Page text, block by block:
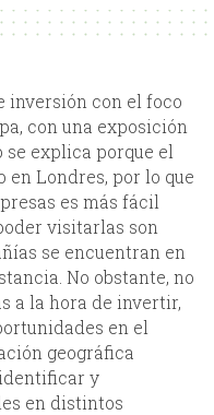
inversión con el foco
con una exposición
se explica porque el
en Londres, por lo que
es más fácil
visitarlas son
se encuentran en
No obstante, no
a la hora de invertir,
en el
geográfica
y
en distintos